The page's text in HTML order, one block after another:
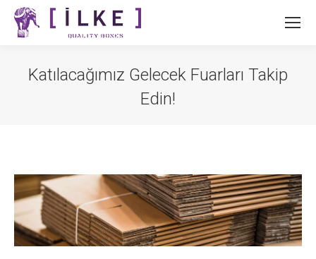
Katılacağımız Gelecek Fuarları Takip
Edin!